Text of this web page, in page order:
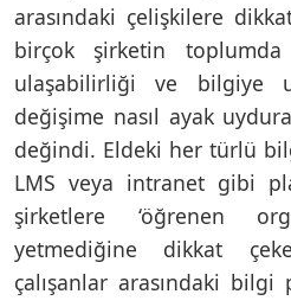
arasındaki çelişkilere
birçok şirketin toplumda
ulaşabilirliği ve bilgiye
değişime nasıl ayak
değindi. Eldeki her türlü
LMS veya intranet gibi
şirketlere ‘öğrenen
yetmediğine dikkat
çalışanlar arasındaki bilgi